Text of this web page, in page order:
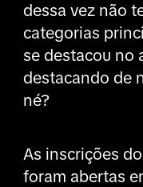
dessa vez não
categorias
se destacou no
destacando de
né?
As inscrições
foram abertas